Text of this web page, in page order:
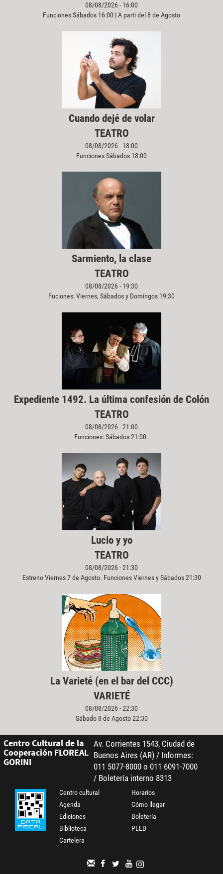
08/08/2026 - 16:00
Funciones Sábados 16:00 | A parti del 8 de Agosto
Cuando dejé de volar
TEATRO
08/08/2026 - 18:00
Funciones Sábados 18:00
Sarmiento, la clase
TEATRO
08/08/2026 - 19:30
Fuciones: Viernes, Sábados y Domingos 19:30
Expediente 1492. La última confesión de Colón
TEATRO
08/08/2026 - 21:00
Funciones: Sábados 21:00
Lucio y yo
TEATRO
08/08/2026 - 21:30
Estreno Viernes 7 de Agosto. Funciones Viernes y Sábados 21:30
La Varieté (en el bar del CCC)
VARIETÉ
08/08/2026 - 22:30
Sábado 8 de Agosto 22:30
Centro Cultural de la
Cooperación FLOREAL
GORINI
Av. Corrientes 1543, Ciudad de
Buenos Aires (AR) / Informes:
011 5077-8000 o 011 6091-7000
/ Boletería interno 8313
Centro cultural
Agenda
Ediciones
Biblioteca
Cartelera
Horarios
Cómo llegar
Boletería
PLED